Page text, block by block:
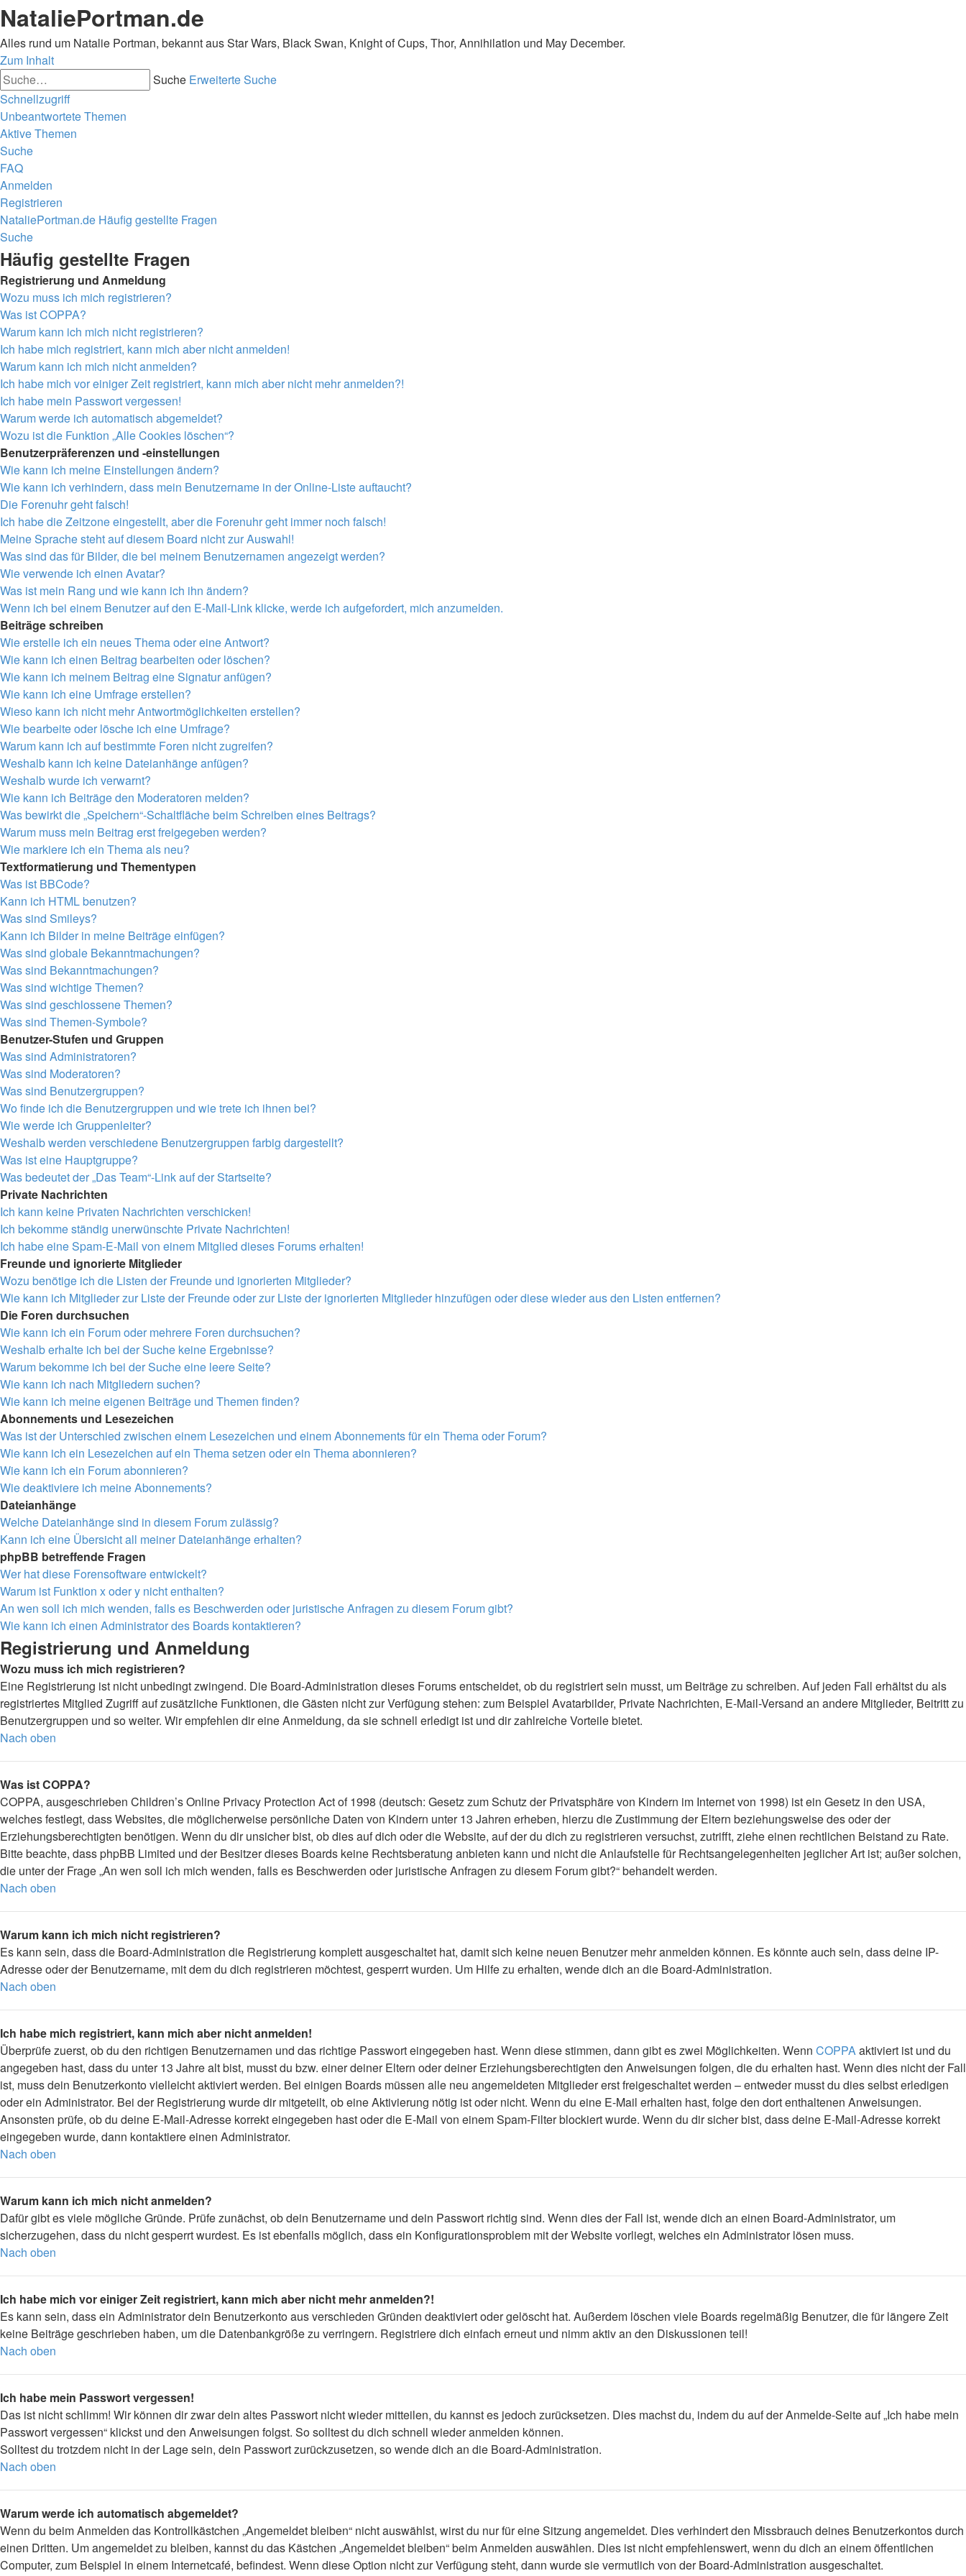
NataliePortman.de
Alles rund um Natalie Portman, bekannt aus Star Wars, Black Swan, Knight of Cups, Thor, Annihilation und May December.
Zum Inhalt
Suche Erweiterte Suche
Schnellzugriff
Unbeantwortete Themen
Aktive Themen
Suche
FAQ
Anmelden
Registrieren
NataliePortman.de Häufig gestellte Fragen
Suche
Häufig gestellte Fragen
Registrierung und Anmeldung
Wozu muss ich mich registrieren?
Was ist COPPA?
Warum kann ich mich nicht registrieren?
Ich habe mich registriert, kann mich aber nicht anmelden!
Warum kann ich mich nicht anmelden?
Ich habe mich vor einiger Zeit registriert, kann mich aber nicht mehr anmelden?!
Ich habe mein Passwort vergessen!
Warum werde ich automatisch abgemeldet?
Wozu ist die Funktion „Alle Cookies löschen“?
Benutzerpräferenzen und -einstellungen
Wie kann ich meine Einstellungen ändern?
Wie kann ich verhindern, dass mein Benutzername in der Online-Liste auftaucht?
Die Forenuhr geht falsch!
Ich habe die Zeitzone eingestellt, aber die Forenuhr geht immer noch falsch!
Meine Sprache steht auf diesem Board nicht zur Auswahl!
Was sind das für Bilder, die bei meinem Benutzernamen angezeigt werden?
Wie verwende ich einen Avatar?
Was ist mein Rang und wie kann ich ihn ändern?
Wenn ich bei einem Benutzer auf den E-Mail-Link klicke, werde ich aufgefordert, mich anzumelden.
Beiträge schreiben
Wie erstelle ich ein neues Thema oder eine Antwort?
Wie kann ich einen Beitrag bearbeiten oder löschen?
Wie kann ich meinem Beitrag eine Signatur anfügen?
Wie kann ich eine Umfrage erstellen?
Wieso kann ich nicht mehr Antwortmöglichkeiten erstellen?
Wie bearbeite oder lösche ich eine Umfrage?
Warum kann ich auf bestimmte Foren nicht zugreifen?
Weshalb kann ich keine Dateianhänge anfügen?
Weshalb wurde ich verwarnt?
Wie kann ich Beiträge den Moderatoren melden?
Was bewirkt die „Speichern“-Schaltfläche beim Schreiben eines Beitrags?
Warum muss mein Beitrag erst freigegeben werden?
Wie markiere ich ein Thema als neu?
Textformatierung und Thementypen
Was ist BBCode?
Kann ich HTML benutzen?
Was sind Smileys?
Kann ich Bilder in meine Beiträge einfügen?
Was sind globale Bekanntmachungen?
Was sind Bekanntmachungen?
Was sind wichtige Themen?
Was sind geschlossene Themen?
Was sind Themen-Symbole?
Benutzer-Stufen und Gruppen
Was sind Administratoren?
Was sind Moderatoren?
Was sind Benutzergruppen?
Wo finde ich die Benutzergruppen und wie trete ich ihnen bei?
Wie werde ich Gruppenleiter?
Weshalb werden verschiedene Benutzergruppen farbig dargestellt?
Was ist eine Hauptgruppe?
Was bedeutet der „Das Team“-Link auf der Startseite?
Private Nachrichten
Ich kann keine Privaten Nachrichten verschicken!
Ich bekomme ständig unerwünschte Private Nachrichten!
Ich habe eine Spam-E-Mail von einem Mitglied dieses Forums erhalten!
Freunde und ignorierte Mitglieder
Wozu benötige ich die Listen der Freunde und ignorierten Mitglieder?
Wie kann ich Mitglieder zur Liste der Freunde oder zur Liste der ignorierten Mitglieder hinzufügen oder diese wieder aus den Listen entfernen?
Die Foren durchsuchen
Wie kann ich ein Forum oder mehrere Foren durchsuchen?
Weshalb erhalte ich bei der Suche keine Ergebnisse?
Warum bekomme ich bei der Suche eine leere Seite?
Wie kann ich nach Mitgliedern suchen?
Wie kann ich meine eigenen Beiträge und Themen finden?
Abonnements und Lesezeichen
Was ist der Unterschied zwischen einem Lesezeichen und einem Abonnements für ein Thema oder Forum?
Wie kann ich ein Lesezeichen auf ein Thema setzen oder ein Thema abonnieren?
Wie kann ich ein Forum abonnieren?
Wie deaktiviere ich meine Abonnements?
Dateianhänge
Welche Dateianhänge sind in diesem Forum zulässig?
Kann ich eine Übersicht all meiner Dateianhänge erhalten?
phpBB betreffende Fragen
Wer hat diese Forensoftware entwickelt?
Warum ist Funktion x oder y nicht enthalten?
An wen soll ich mich wenden, falls es Beschwerden oder juristische Anfragen zu diesem Forum gibt?
Wie kann ich einen Administrator des Boards kontaktieren?
Registrierung und Anmeldung
Wozu muss ich mich registrieren?
Eine Registrierung ist nicht unbedingt zwingend. Die Board-Administration dieses Forums entscheidet, ob du registriert sein musst, um Beiträge zu schreiben. Auf jeden Fall erhältst du als
registriertes Mitglied Zugriff auf zusätzliche Funktionen, die Gästen nicht zur Verfügung stehen: zum Beispiel Avatarbilder, Private Nachrichten, E-Mail-Versand an andere Mitglieder, Beitritt zu
Benutzergruppen und so weiter. Wir empfehlen dir eine Anmeldung, da sie schnell erledigt ist und dir zahlreiche Vorteile bietet.
Nach oben
Was ist COPPA?
COPPA, ausgeschrieben Children’s Online Privacy Protection Act of 1998 (deutsch: Gesetz zum Schutz der Privatsphäre von Kindern im Internet von 1998) ist ein Gesetz in den USA,
welches festlegt, dass Websites, die möglicherweise persönliche Daten von Kindern unter 13 Jahren erheben, hierzu die Zustimmung der Eltern beziehungsweise des oder der
Erziehungsberechtigten benötigen. Wenn du dir unsicher bist, ob dies auf dich oder die Website, auf der du dich zu registrieren versuchst, zutrifft, ziehe einen rechtlichen Beistand zu Rate.
Bitte beachte, dass phpBB Limited und der Besitzer dieses Boards keine Rechtsberatung anbieten kann und nicht die Anlaufstelle für Rechtsangelegenheiten jeglicher Art ist; außer solchen,
die unter der Frage „An wen soll ich mich wenden, falls es Beschwerden oder juristische Anfragen zu diesem Forum gibt?“ behandelt werden.
Nach oben
Warum kann ich mich nicht registrieren?
Es kann sein, dass die Board-Administration die Registrierung komplett ausgeschaltet hat, damit sich keine neuen Benutzer mehr anmelden können. Es könnte auch sein, dass deine IP-
Adresse oder der Benutzername, mit dem du dich registrieren möchtest, gesperrt wurden. Um Hilfe zu erhalten, wende dich an die Board-Administration.
Nach oben
Ich habe mich registriert, kann mich aber nicht anmelden!
Überprüfe zuerst, ob du den richtigen Benutzernamen und das richtige Passwort eingegeben hast. Wenn diese stimmen, dann gibt es zwei Möglichkeiten. Wenn COPPAaktiviert ist und du
angegeben hast, dass du unter 13 Jahre alt bist, musst du bzw. einer deiner Eltern oder deiner Erziehungsberechtigten den Anweisungen folgen, die du erhalten hast. Wenn dies nicht der Fall
ist, muss dein Benutzerkonto vielleicht aktiviert werden. Bei einigen Boards müssen alle neu angemeldeten Mitglieder erst freigeschaltet werden – entweder musst du dies selbst erledigen
oder ein Administrator. Bei der Registrierung wurde dir mitgeteilt, ob eine Aktivierung nötig ist oder nicht. Wenn du eine E-Mail erhalten hast, folge den dort enthaltenen Anweisungen.
Ansonsten prüfe, ob du deine E-Mail-Adresse korrekt eingegeben hast oder die E-Mail von einem Spam-Filter blockiert wurde. Wenn du dir sicher bist, dass deine E-Mail-Adresse korrekt
eingegeben wurde, dann kontaktiere einen Administrator.
Nach oben
Warum kann ich mich nicht anmelden?
Dafür gibt es viele mögliche Gründe. Prüfe zunächst, ob dein Benutzername und dein Passwort richtig sind. Wenn dies der Fall ist, wende dich an einen Board-Administrator, um
sicherzugehen, dass du nicht gesperrt wurdest. Es ist ebenfalls möglich, dass ein Konfigurationsproblem mit der Website vorliegt, welches ein Administrator lösen muss.
Nach oben
Ich habe mich vor einiger Zeit registriert, kann mich aber nicht mehr anmelden?!
Es kann sein, dass ein Administrator dein Benutzerkonto aus verschieden Gründen deaktiviert oder gelöscht hat. Außerdem löschen viele Boards regelmäßig Benutzer, die für längere Zeit
keine Beiträge geschrieben haben, um die Datenbankgröße zu verringern. Registriere dich einfach erneut und nimm aktiv an den Diskussionen teil!
Nach oben
Ich habe mein Passwort vergessen!
Das ist nicht schlimm! Wir können dir zwar dein altes Passwort nicht wieder mitteilen, du kannst es jedoch zurücksetzen. Dies machst du, indem du auf der Anmelde-Seite auf „Ich habe mein
Passwort vergessen“ klickst und den Anweisungen folgst. So solltest du dich schnell wieder anmelden können.
Solltest du trotzdem nicht in der Lage sein, dein Passwort zurückzusetzen, so wende dich an die Board-Administration.
Nach oben
Warum werde ich automatisch abgemeldet?
Wenn du beim Anmelden das Kontrollkästchen „Angemeldet bleiben“ nicht auswählst, wirst du nur für eine Sitzung angemeldet. Dies verhindert den Missbrauch deines Benutzerkontos durch
einen Dritten. Um angemeldet zu bleiben, kannst du das Kästchen „Angemeldet bleiben“ beim Anmelden auswählen. Dies ist nicht empfehlenswert, wenn du dich an einem öffentlichen
Computer, zum Beispiel in einem Internetcafé, befindest. Wenn diese Option nicht zur Verfügung steht, dann wurde sie vermutlich von der Board-Administration ausgeschaltet.